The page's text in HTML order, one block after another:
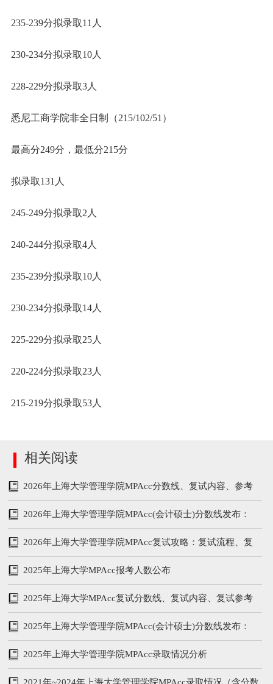
235-239分拟录取11人
230-234分拟录取10人
228-229分拟录取3人
悉尼工商学院非全日制（215/102/51）
最高分249分，最低分215分
拟录取131人
245-249分拟录取2人
240-244分拟录取4人
235-239分拟录取10人
230-234分拟录取14人
225-229分拟录取25人
220-224分拟录取23人
215-219分拟录取53人
相关阅读
2026年上海大学管理学院MPAcc分数线、复试内容、参考
书
2026年上海大学管理学院MPAcc(会计硕士)分数线发布：
199/102/51
2026年上海大学管理学院MPAcc复试攻略：复试流程、复
试参考书、分数线
2025年上海大学MPAcc报考人数公布
2025年上海大学MPAcc复试分数线、复试内容、复试参考
书
2025年上海大学管理学院MPAcc(会计硕士)分数线发布：
205/96/48
2025年上海大学管理学院MPAcc录取情况分析